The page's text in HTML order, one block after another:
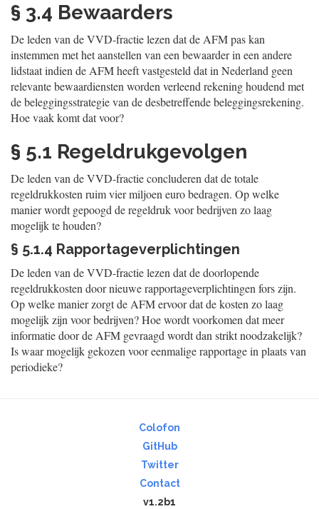
§ 3.4 Bewaarders
De leden van de VVD-fractie lezen dat de AFM pas kan
instemmen met het aanstellen van een bewaarder in een andere
lidstaat indien de AFM heeft vastgesteld dat in Nederland geen
relevante bewaardiensten worden verleend rekening houdend met
de beleggingsstrategie van de desbetreffende beleggingsrekening.
Hoe vaak komt dat voor?
§ 5.1 Regeldrukgevolgen
De leden van de VVD-fractie concluderen dat de totale
regeldrukkosten ruim vier miljoen euro bedragen. Op welke
manier wordt gepoogd de regeldruk voor bedrijven zo laag
mogelijk te houden?
§ 5.1.4 Rapportageverplichtingen
De leden van de VVD-fractie lezen dat de doorlopende
regeldrukkosten door nieuwe rapportageverplichtingen fors zijn.
Op welke manier zorgt de AFM ervoor dat de kosten zo laag
mogelijk zijn voor bedrijven? Hoe wordt voorkomen dat meer
informatie door de AFM gevraagd wordt dan strikt noodzakelijk?
Is waar mogelijk gekozen voor eenmalige rapportage in plaats van
periodieke?
Colofon
GitHub
Twitter
Contact
v1.2b1